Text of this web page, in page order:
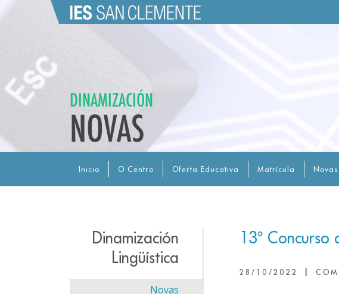
DINAMIZACIÓN
NOVAS
Inicio O Centro Oferta Educativa Matrícula Novas
13º
28/10/2022
Dinamización
Lingüística
Novas